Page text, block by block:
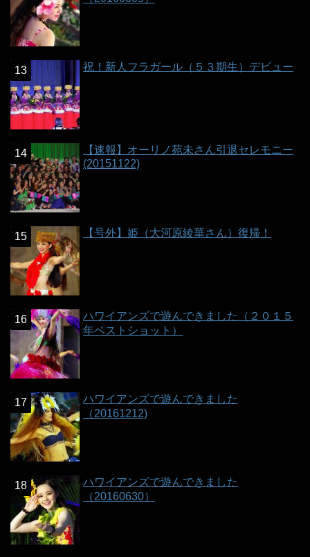
祝！新人フラガール（５３期生）デビュー
【速報】オーリノ苑未さん引退セレモニー
(20151122)
【号外】姫（大河原綾華さん）復帰！
ハワイアンズで遊んできました（２０１５
年ベストショット）
ハワイアンズで遊んできました
（20161212)
ハワイアンズで遊んできました
（20160630）